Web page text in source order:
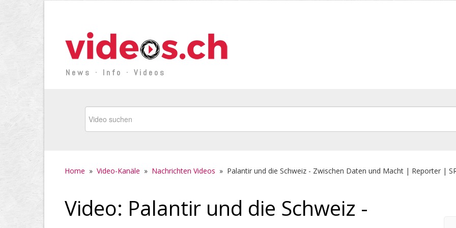
News · Info · Videos
Home » Video-Kanäle » Nachrichten Videos » Palantir und die Schweiz - Zwischen Daten und Macht | Reporter |
Video: Palantir und die Schweiz -